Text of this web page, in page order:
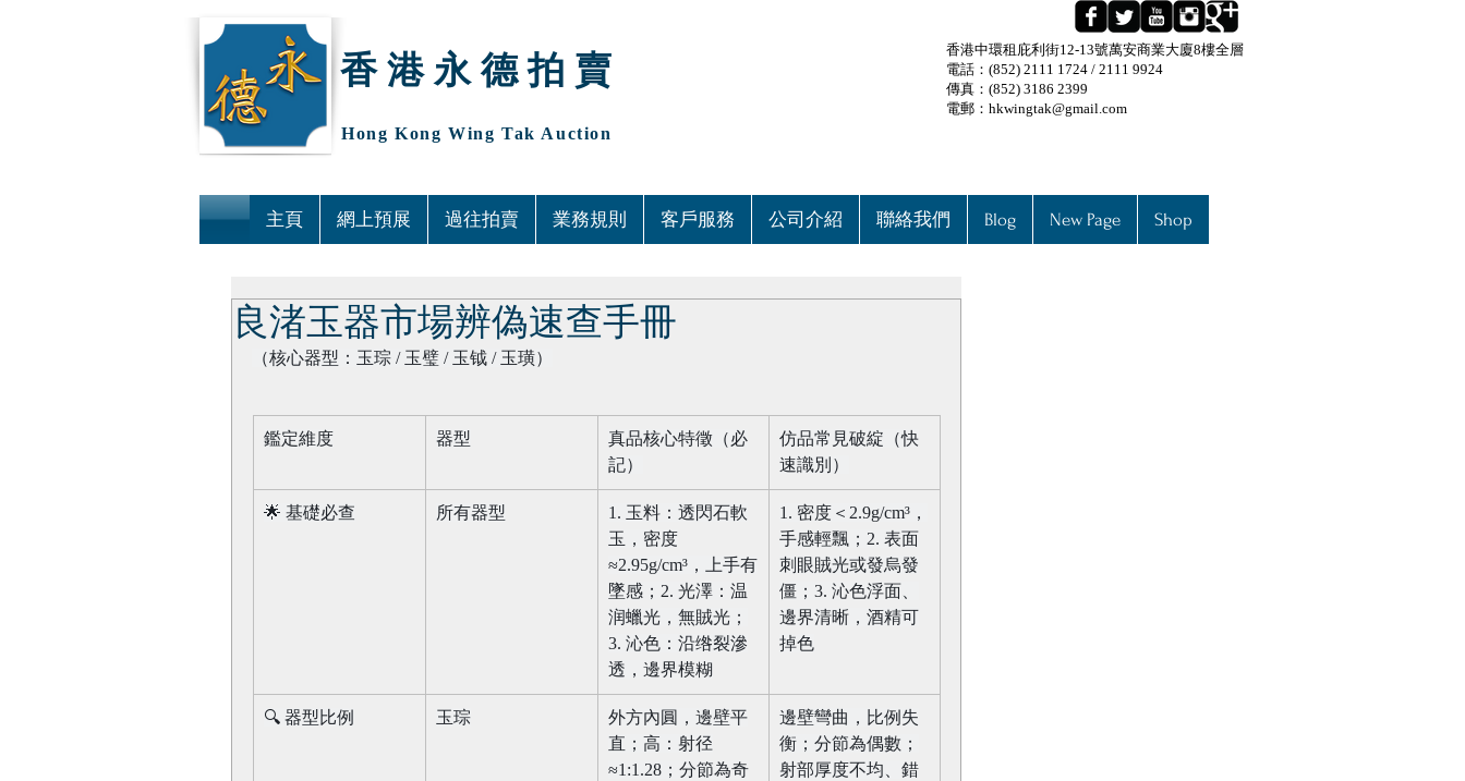
香 港 永 德 拍 賣
Hong Kong Wing Tak Auction
香港中環租庇利街12-13號萬安商業大廈8樓全層
電話：(852) 2111 1724 / 2111 9924
傳真：(852) 3186 2399
電郵： hkwingtak@gmail.com
主頁 網上預展 過往拍賣 業務規則 客戶服務 公司介紹 聯絡我們 Blog New Page Shop
良渚玉器市場辨偽速查手冊
（核心器型：玉琮 / 玉璧 / 玉钺 / 玉璜）​
鑑定維度​ 器型​
真品核心特徵（必
記）​
仿品常見破綻（快
速識別）​
🌟 基礎必查​ 所有器型​
1. 玉料：透閃石軟
玉，密度
≈2.95g/cm³，上手有
墜感；2. 光澤：温
润蠟光，無賊光；
3. 沁色：沿绺裂滲
透，邊界模糊​
1. 密度＜2.9g/cm³，
手感輕飄；2. 表面
刺眼賊光或發烏發
僵；3. 沁色浮面、
邊界清晰，酒精可
掉色​
🔍 器型比例​ 玉琮​
外方內圓，邊壁平
直；高：射径
≈1:1.28；分節為奇
邊壁彎曲，比例失
衡；分節為偶數；
射部厚度不均、錯